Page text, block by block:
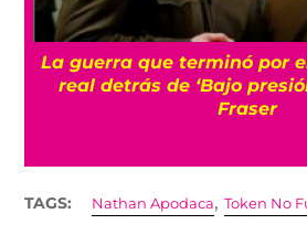
La guerra que terminó por
real detrás de ‘Bajo
Fraser
TAGS: Nathan Apodaca,Token No